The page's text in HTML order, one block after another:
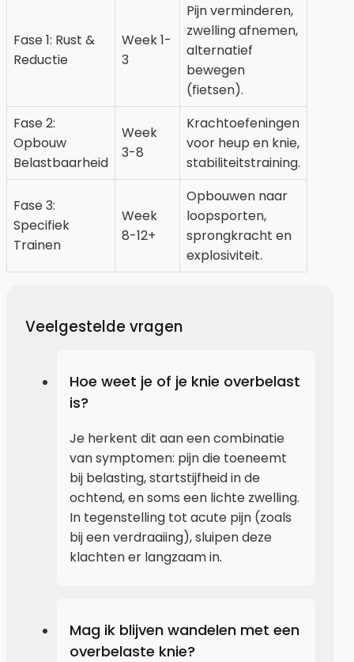
Fase 1: Rust &
Reductie
Week 1-
3
Pijn verminderen,
zwelling afnemen,
alternatief
bewegen
(fietsen).
Fase 2:
Opbouw
Belastbaarheid
Week
3-8
Krachtoefeningen
voor heup en knie,
stabiliteitstraining.
Fase 3:
Specifiek
Trainen
Week
8-12+
Opbouwen naar
loopsporten,
sprongkracht en
explosiviteit.
Veelgestelde vragen
Hoe weet je of je knie overbelast
is?
Je herkent dit aan een combinatie
van symptomen: pijn die toeneemt
bij belasting, startstijfheid in de
ochtend, en soms een lichte zwelling.
In tegenstelling tot acute pijn (zoals
bij een verdraaiing), sluipen deze
klachten er langzaam in.
Mag ik blijven wandelen met een
overbelaste knie?